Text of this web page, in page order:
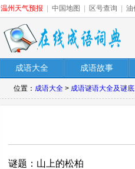
温州天气预报 中国地图 区号查询 油
成语大全 成语故事
位置： 成语大全 > 成语谜语大全及谜底
谜题：山上的松柏